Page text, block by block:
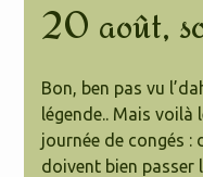
20 août,
Bon, ben pas vu
légende.. Mais voilà
journée de congés :
doivent bien passer